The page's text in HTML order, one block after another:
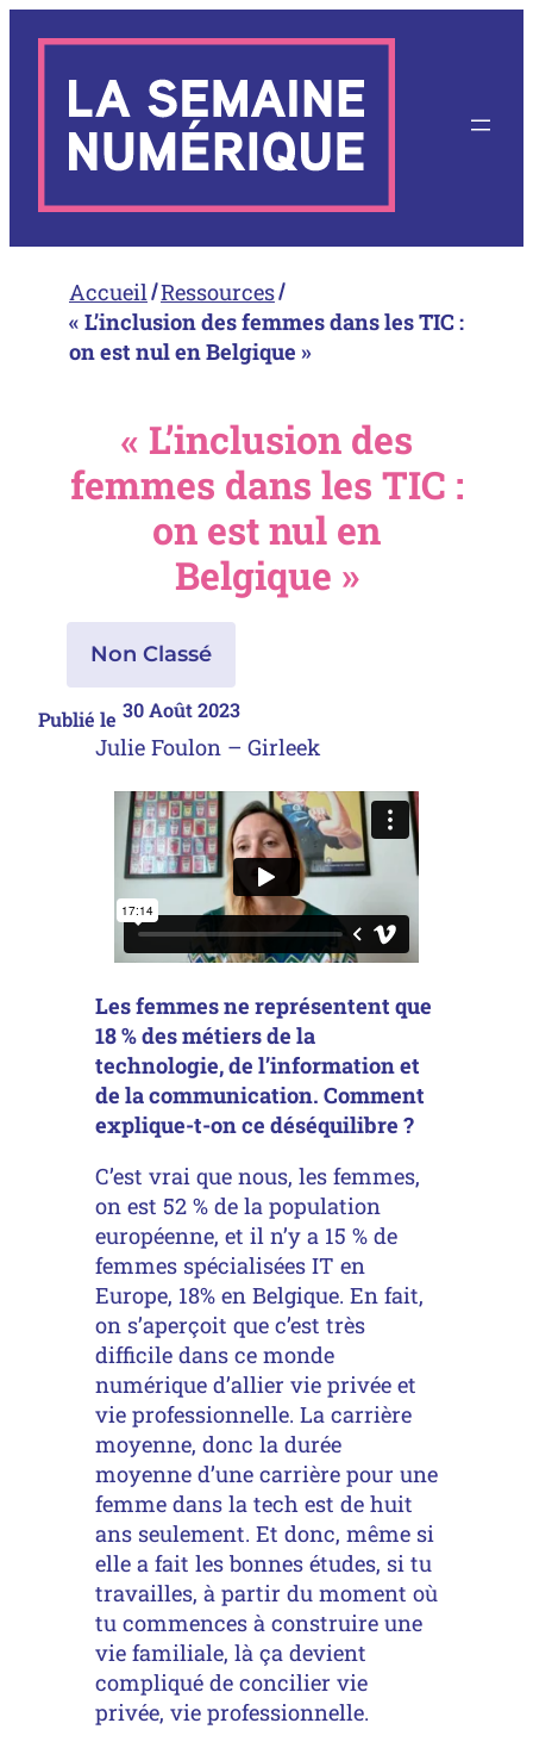
contenu
Accueil Ressources
« L’inclusion des femmes dans les TIC :
on est nul en Belgique »
« L’inclusion des
femmes dans les TIC :
on est nul en
Belgique »
Non Classé
Publié le 30 Août 2023
Julie Foulon – Girleek
Les femmes ne représentent que
18 % des métiers de la
technologie, de l’information et
de la communication. Comment
explique-t-on ce déséquilibre ?
C’est vrai que nous, les femmes,
on est 52 % de la population
européenne, et il n’y a 15 % de
femmes spécialisées IT en
Europe, 18% en Belgique. En fait,
on s’aperçoit que c’est très
difficile dans ce monde
numérique d’allier vie privée et
vie professionnelle. La carrière
moyenne, donc la durée
moyenne d’une carrière pour une
femme dans la tech est de huit
ans seulement. Et donc, même si
elle a fait les bonnes études, si tu
travailles, à partir du moment où
tu commences à construire une
vie familiale, là ça devient
compliqué de concilier vie
privée, vie professionnelle.